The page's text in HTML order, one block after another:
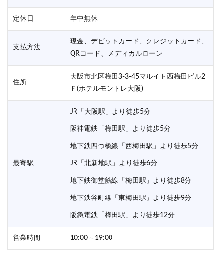
定休日 年中無休
支払方法
現金、デビットカード、クレジットカード、
QRコード、メディカルローン
住所
大阪市北区梅田3-3-45マルイト西梅田ビル2
Ｆ(ホテルモントレ大阪)
最寄駅
JR「大阪駅」より徒歩5分
阪神電鉄「梅田駅」より徒歩5分
地下鉄四つ橋線「西梅田駅」より徒歩5分
JR「北新地駅」より徒歩6分
地下鉄御堂筋線「梅田駅」より徒歩8分
地下鉄谷町線「東梅田駅」より徒歩9分
阪急電鉄「梅田駅」より徒歩12分
営業時間 10:00～19:00